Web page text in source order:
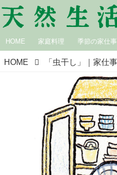
HOME 家庭料理 季節の家仕事
HOME